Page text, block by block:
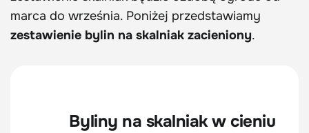
marca do września. Poniżej przedstawiamy
zestawienie bylin na skalniak zacieniony.
Byliny na skalniak w cieniu